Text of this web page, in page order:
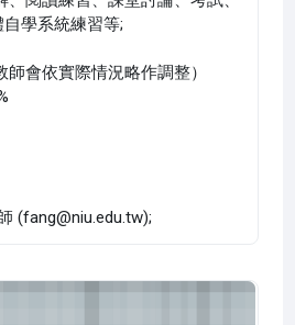
學系統練習等;
會依實際情況略作調整）
(fang@niu.edu.tw);